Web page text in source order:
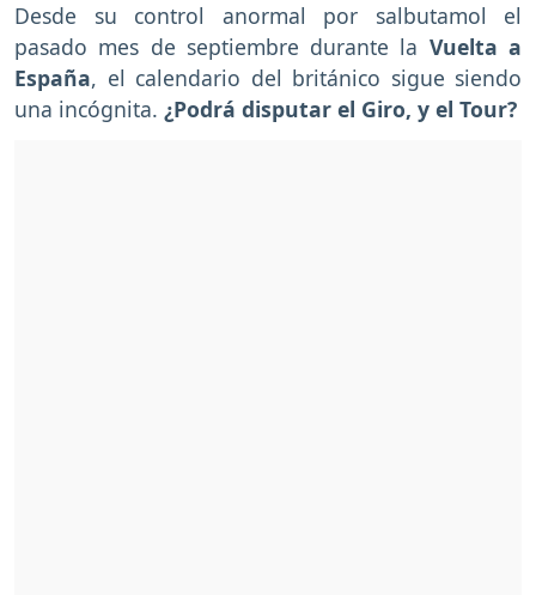
Desde su control anormal por salbutamol el
pasado mes de septiembre durante la Vuelta a
España, el calendario del británico sigue siendo
una incógnita. ¿Podrá disputar el Giro, y el Tour?